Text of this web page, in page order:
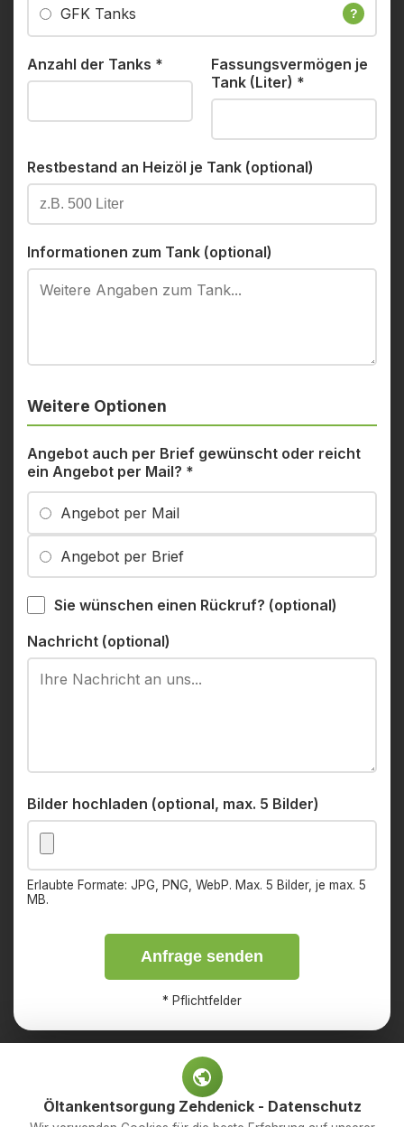
GFK Tanks ?
Anzahl der Tanks *
Fassungsvermögen je
Tank (Liter) *
Restbestand an Heizöl je Tank (optional)
Informationen zum Tank (optional)
Weitere Optionen
Angebot auch per Brief gewünscht oder reicht
ein Angebot per Mail? *
Angebot per Mail
Angebot per Brief
Sie wünschen einen Rückruf? (optional)
Nachricht (optional)
Bilder hochladen (optional, max. 5 Bilder)
Erlaubte Formate: JPG, PNG, WebP. Max. 5 Bilder, je max. 5
MB.
Anfrage senden
* Pflichtfelder
ImpressumDatenschutz
Öltankentsorgung Zehdenick - Datenschutz